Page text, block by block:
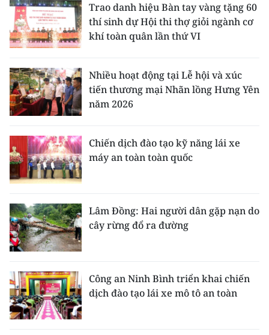
Trao danh hiệu Bàn tay vàng tặng 60
thí sinh dự Hội thi thợ giỏi ngành cơ
khí toàn quân lần thứ VI
Nhiều hoạt động tại Lễ hội và xúc
tiến thương mại Nhãn lồng Hưng Yên
năm 2026
Chiến dịch đào tạo kỹ năng lái xe
máy an toàn toàn quốc
Lâm Đồng: Hai người dân gặp nạn do
cây rừng đổ ra đường
Công an Ninh Bình triển khai chiến
dịch đào tạo lái xe mô tô an toàn